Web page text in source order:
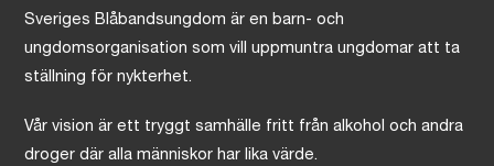
Sveriges Blåbandsungdom är en barn- och
ungdomsorganisation som vill uppmuntra ungdomar att ta
ställning för nykterhet.
Vår vision är ett tryggt samhälle fritt från alkohol och andra
droger där alla människor har lika värde.